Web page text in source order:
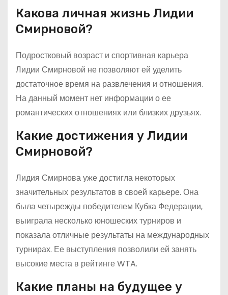
Какова личная жизнь Лидии
Смирновой?
Подростковый возраст и спортивная карьера
Лидии Смирновой не позволяют ей уделить
достаточное время на развлечения и отношения.
На данный момент нет информации о ее
романтических отношениях или близких друзьях.
Какие достижения у Лидии
Смирновой?
Лидия Смирнова уже достигла некоторых
значительных результатов в своей карьере. Она
была четырежды победителем Кубка Федерации,
выиграла несколько юношеских турниров и
показала отличные результаты на международных
турнирах. Ее выступления позволили ей занять
высокие места в рейтинге WTA.
Какие планы на будущее у